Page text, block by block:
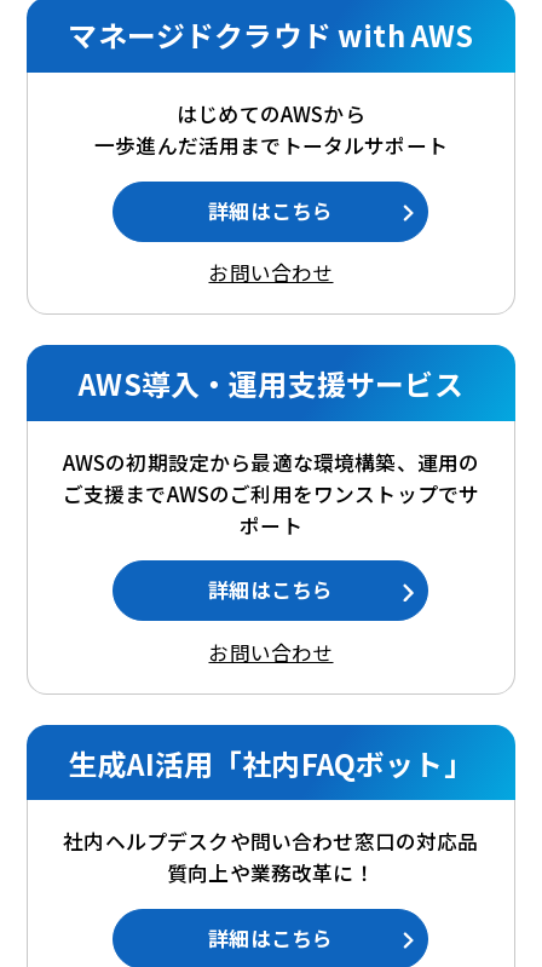
マネージドクラウド with AWS
はじめてのAWSから
一歩進んだ活用までトータルサポート
詳細はこちら
お問い合わせ
AWS導入・運用支援サービス
AWSの初期設定から最適な環境構築、運用の
ご支援までAWSのご利用をワンストップでサ
ポート
詳細はこちら
お問い合わせ
生成AI活用「社内FAQボット」
社内ヘルプデスクや問い合わせ窓口の対応品
質向上や業務改革に！
詳細はこちら